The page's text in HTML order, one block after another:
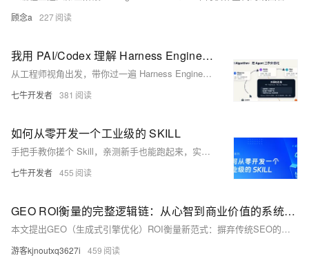
顾念a 227
我用 PAI/Codex 理解 Harness Engineering：Agent 工作环境到底怎么搭
从工程师视角出发，带你过一遍 Harness Engineering
七牛开发者 381
如何从零开发一个工业级的 SKILL
手把手教你搓个 Skill，亲测新手也能跑起来，实操党可以直接冲～
七牛开发者 455
GEO ROI衡量的完整逻辑链：从心智到商业价值的系统化方法
本文提出GEO（生成式引擎优化）ROI衡量新范式：摒弃传统SEO的排名点击逻辑，转向“被AI引用与信任”的心智份额评估。构建“定义有效→设定基准→全链路指标→ROI计算→决策迭代”五步逻辑链，强调答案引用率、权威信源占比、高质量转化率等核心指标，实现影响力到商业价值的科学转化。
游客kjnoutxq3627i 459